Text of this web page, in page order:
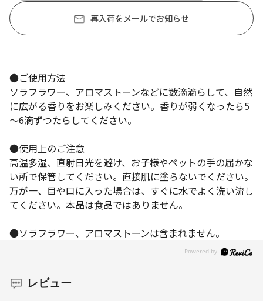
再入荷をメールでお知らせ
●ご使用方法
ソラフラワー、アロマストーンなどに数滴滴らして、自然
に広がる香りをお楽しみください。香りが弱くなったら5
～6滴ずつたらしてください。
●使用上のご注意
高温多湿、直射日光を避け、お子様やペットの手の届かな
い所で保管してください。直接肌に塗らないでください。
万が一、目や口に入った場合は、すぐに水でよく洗い流し
てください。本品は食品ではありません。
●ソラフラワー、アロマストーンは含まれません。
レビュー